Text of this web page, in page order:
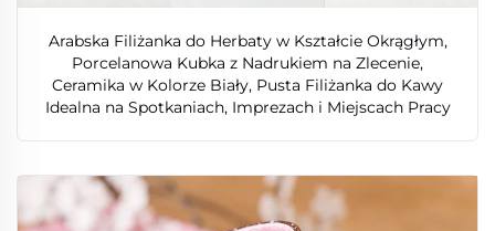
Arabska Filiżanka do Herbaty w Kształcie Okrągłym,
Porcelanowa Kubka z Nadrukiem na Zlecenie,
Ceramika w Kolorze Biały, Pusta Filiżanka do Kawy
Idealna na Spotkaniach, Imprezach i Miejscach Pracy